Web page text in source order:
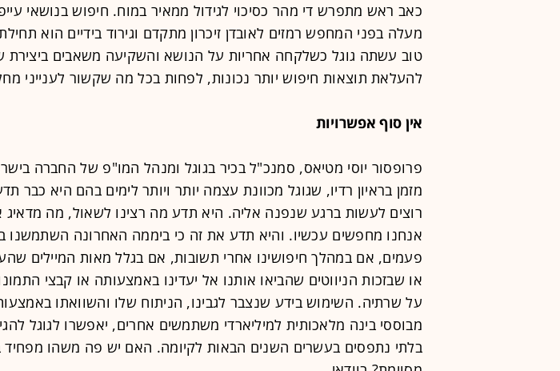
כאב ראש מתפרש די מהר כסיכוי לגידול ממאיר במוח. חיפוש בנושאי
מעלה בפני המחפש רמזים לאובדן זיכרון מתקדם וגירוד בידיים הוא
טוב עשתה גוגל כשלקחה אחריות על הנושא והשקיעה משאבים ביצירת
להעלאת תוצאות חיפוש יותר נכונות, לפחות בכל מה שקשור לענייני
אין סוף אפשרויות
פרופסור יוסי מטיאס, סמנכ"ל בכיר בגוגל ומנהל המו"פ של החברה
מזמן בראיון רדיו, שגוגל מכוונת עצמה יותר ויותר לימים בהם היא כבר
רוצים לעשות ברגע שנפנה אליה. היא תדע מה רצינו לשאול, מה מדאיג
אנחנו מחפשים עכשיו. והיא תדע את זה כי ביממה האחרונה השתמשנו
פעמים, אם במהלך חיפושינו אחרי תשובות, אם בגלל מאות המיילים
או שבזכות הניווטים שהביאו אותנו אל יעדינו באמצעותה או קבצי
על שרתיה. השימוש בידע שנצבר לגבינו, הניתוח שלו והשוואתו
מבוססי בינה מלאכותית למיליארדי משתמשים אחרים, יאפשרו לגוגל
בלתי נתפסים בעשרים השנים הבאות לקיומה. האם יש פה משהו מפחיד